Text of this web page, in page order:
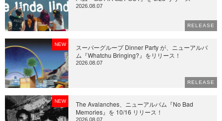
2026.08.07
RELEASE
NEW
スーパーグループ Dinner Party が、ニューアルバ
ム『Whatchu Bringing?』をリリース！
2026.08.07
RELEASE
NEW
The Avalanches、ニューアルバム『No Bad
Memories』を 10/16 リリース！
2026.08.07